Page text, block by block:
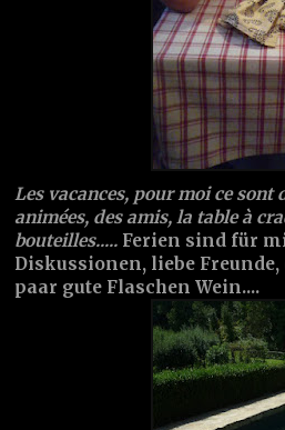
Les vacances, pour moi ce sont
animées, des amis, la table à
bouteilles..... Ferien sind für
Diskussionen, liebe
paar gute Flaschen Wein....